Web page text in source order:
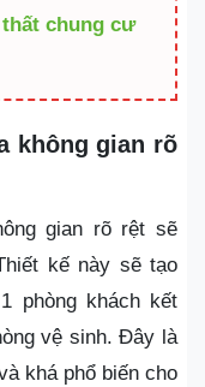
chung cư
không gian rõ
gian rõ rệt sẽ
kế này sẽ tạo
phòng khách kết
vệ sinh. Đây là
khá phổ biến cho